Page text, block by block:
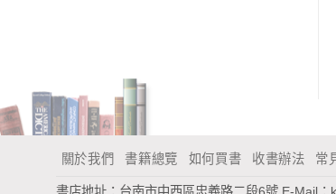
關於我們 書籍總覽 如何買書 收書辦法 常